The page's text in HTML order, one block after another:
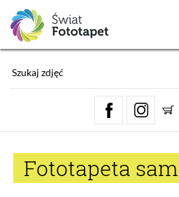
Fototapeta